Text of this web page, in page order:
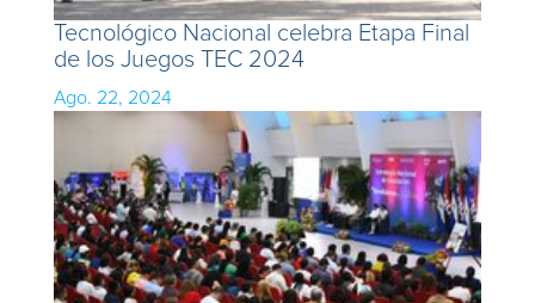
Tecnológico Nacional celebra Etapa Final
de los Juegos TEC 2024
Ago. 22, 2024